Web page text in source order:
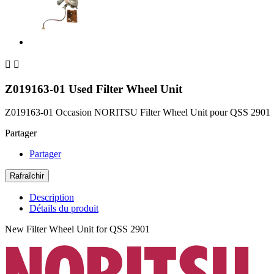
 
Z019163-01 Used Filter Wheel Unit
Z019163-01 Occasion NORITSU Filter Wheel Unit pour QSS 2901
Partager
Partager
Description
Détails du produit
New Filter Wheel Unit for QSS 2901